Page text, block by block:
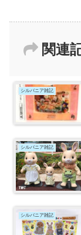
関連
シルバニア雑記
シルバニア雑記
シルバニア雑記